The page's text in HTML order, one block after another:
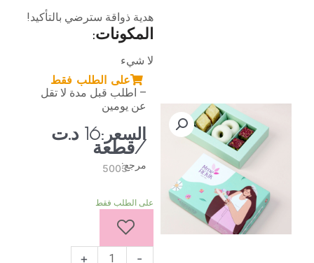
هدية ذواقة سترضي بالتأكيد!
المكونات:
لا شيء
على الطلب فقط
– اطلب قبل مدة لا تقل
عن يومين
السعر:16 د.ت
/قطعة
مرجع:5003
على الطلب فقط
كمية